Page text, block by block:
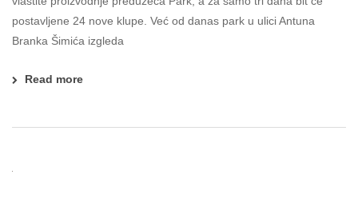
postavljene 24 nove klupe. Već od danas park u ulici Antuna
Branka Šimića izgleda
Read more